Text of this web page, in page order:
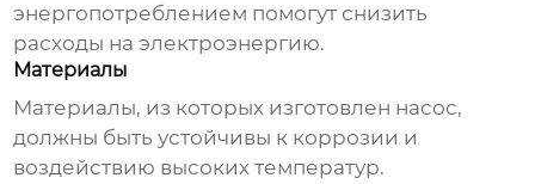
энергопотреблением помогут снизить
расходы на электроэнергию.
Материалы
Материалы, из которых изготовлен насос,
должны быть устойчивы к коррозии и
воздействию высоких температур.